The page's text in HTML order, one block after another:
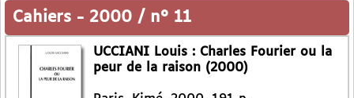
Cahiers - 2000 / n° 11
UCCIANI Louis : Charles Fourier ou la
peur de la raison (2000)